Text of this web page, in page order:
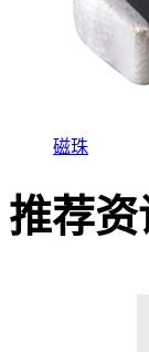
磁珠
推荐